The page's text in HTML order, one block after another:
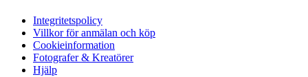
Integritetspolicy
Villkor för anmälan och köp
Cookieinformation
Fotografer & Kreatörer
Hjälp